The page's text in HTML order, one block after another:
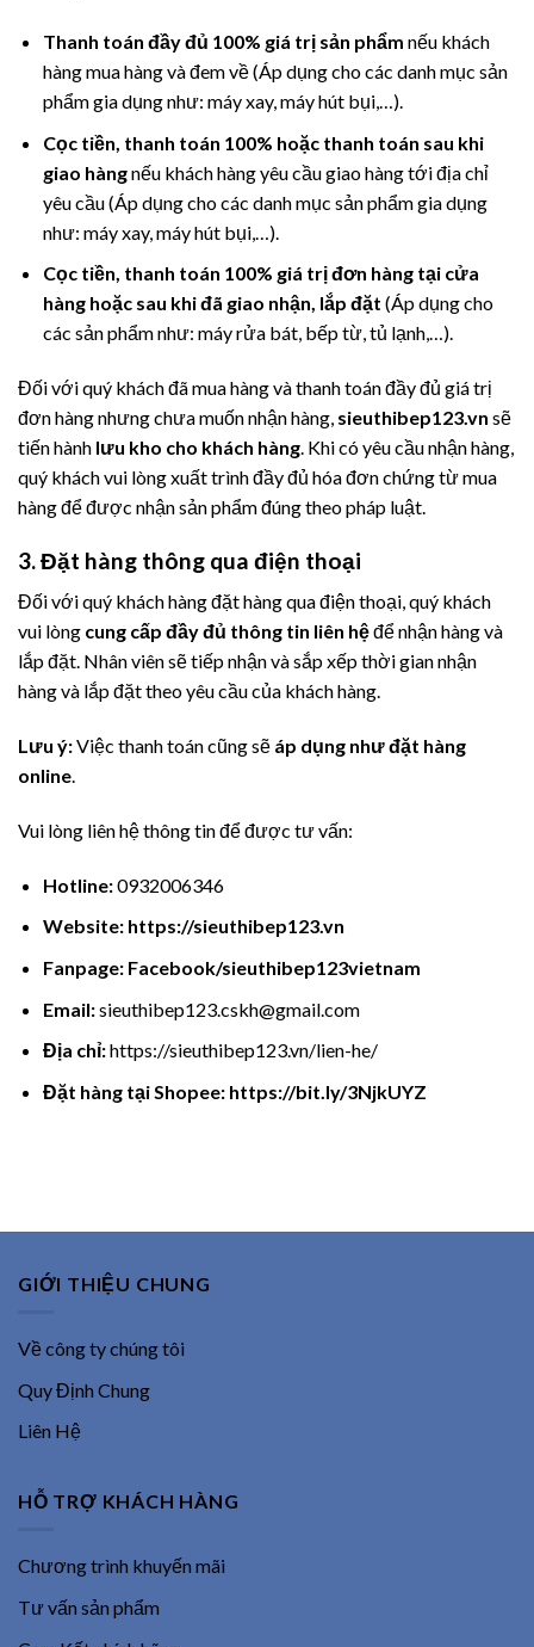
Thanh toán đầy đủ 100% giá trị sản phẩm nếu khách
hàng mua hàng và đem về (Áp dụng cho các danh mục sản
phẩm gia dụng như: máy xay, máy hút bụi,…).
Cọc tiền, thanh toán 100% hoặc thanh toán sau khi
giao hàngnếu khách hàng yêu cầu giao hàng tới địa chỉ
yêu cầu (Áp dụng cho các danh mục sản phẩm gia dụng
như: máy xay, máy hút bụi,…).
Cọc tiền, thanh toán 100% giá trị đơn hàng tại cửa
hàng hoặc sau khi đã giao nhận, lắp đặt (Áp dụng cho
các sản phẩm như: máy rửa bát, bếp từ, tủ lạnh,…).
Đối với quý khách đã mua hàng và thanh toán đầy đủ giá trị
đơn hàng nhưng chưa muốn nhận hàng, sieuthibep123.vn sẽ
tiến hành lưu kho cho khách hàng. Khi có yêu cầu nhận hàng,
quý khách vui lòng xuất trình đầy đủ hóa đơn chứng từ mua
hàng để được nhận sản phẩm đúng theo pháp luật.
3. Đặt hàng thông qua điện thoại
Đối với quý khách hàng đặt hàng qua điện thoại, quý khách
vui lòng cung cấp đầy đủ thông tin liên hệđể nhận hàng và
lắp đặt. Nhân viên sẽ tiếp nhận và sắp xếp thời gian nhận
hàng và lắp đặt theo yêu cầu của khách hàng.
Lưu ý:Việc thanh toán cũng sẽ áp dụng như đặt hàng
online.
Vui lòng liên hệ thông tin để được tư vấn:
Hotline:0932006346
Website:https://sieuthibep123.vn
Fanpage: Facebook/sieuthibep123vietnam
Email:sieuthibep123.cskh@gmail.com
Địa chỉ:https://sieuthibep123.vn/lien-he/
Đặt hàng tại Shopee: https://bit.ly/3NjkUYZ
GIỚI THIỆU CHUNG
Về công ty chúng tôi
Quy Định Chung
Liên Hệ
HỖ TRỢ KHÁCH HÀNG
Chương trình khuyến mãi
Tư vấn sản phẩm